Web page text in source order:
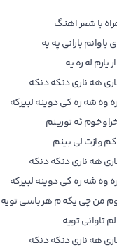
بارانی په یه
له ره یه
ناری دنکه دنکه
ره کی دوینه لبیرکه
خوم ئه تورینم
لی بینم
ناری دنکه دنکه
ره کی دوینه لبیرکه
چی یکه م هر باسی تویه
تویه
ناری دنکه دنکه